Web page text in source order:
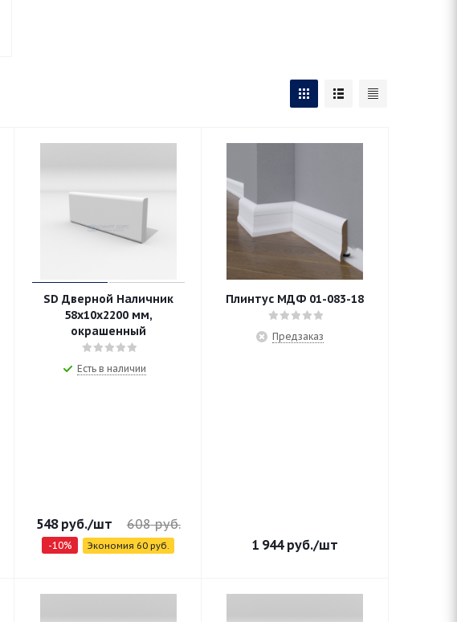
SD Дверной Наличник
58х10х2200 мм,
окрашенный
Есть в наличии
548руб./шт 608руб.
-10% Экономия 60руб.
Плинтус МДФ 01-083-18
Предзаказ
1 944руб./шт